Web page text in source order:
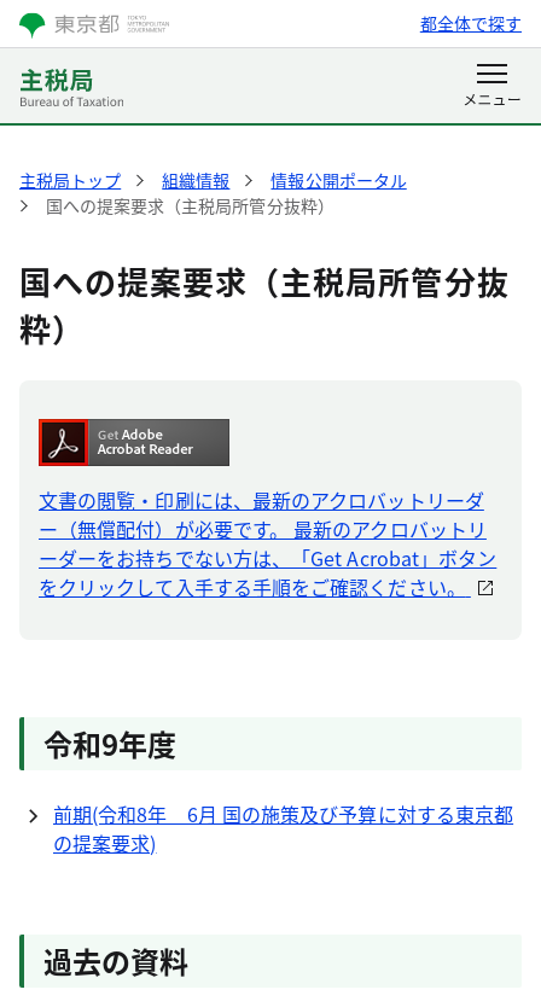
都全体で探す
主税局トップ 組織情報
情報公開ポータル
国への提案要求（主税局所管分抜粋）
国への提案要求（主税局所管分抜
粋）
文書の閲覧・印刷には、最新のアクロバットリーダ
ー（無償配付）が必要です。 最新のアクロバットリ
ーダーをお持ちでない方は、「Get Acrobat」ボタン
をクリックして入手する手順をご確認ください。
令和9年度
前期(令和8年 6月 国の施策及び予算に対する東京都
の提案要求)
過去の資料